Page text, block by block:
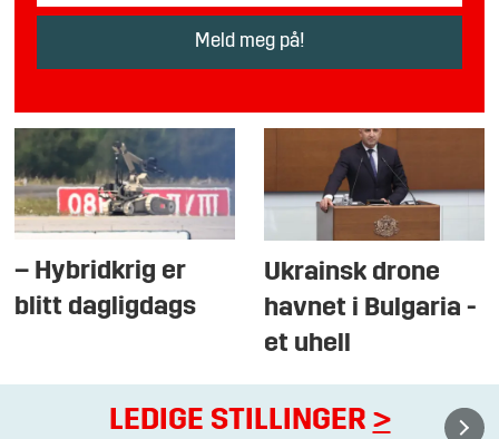
– Hybridkrig er
blitt dagligdags
Ukrainsk drone
havnet i Bulgaria -
et uhell
LEDIGE STILLINGER >